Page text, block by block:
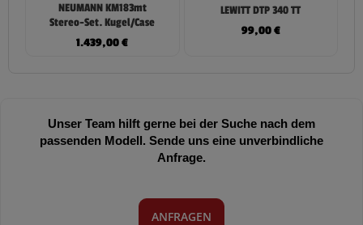
NEUMANN KM183mt
Stereo-Set. Kugel/Case
1.439,00€
LEWITT DTP 340 TT
99,00€
Unser Team hilft gerne bei der Suche nach dem
passenden Modell. Sende uns eine unverbindliche
Anfrage.
ANFRAGEN